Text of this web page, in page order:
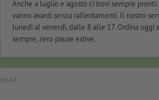
Anche a luglio e agosto ci trovi sempre
vanno avanti senza rallentamenti. Il nostro
lunedì al venerdì, dalle 8 alle 17. Ordina oggi
sempre, zero pause estive.
A3